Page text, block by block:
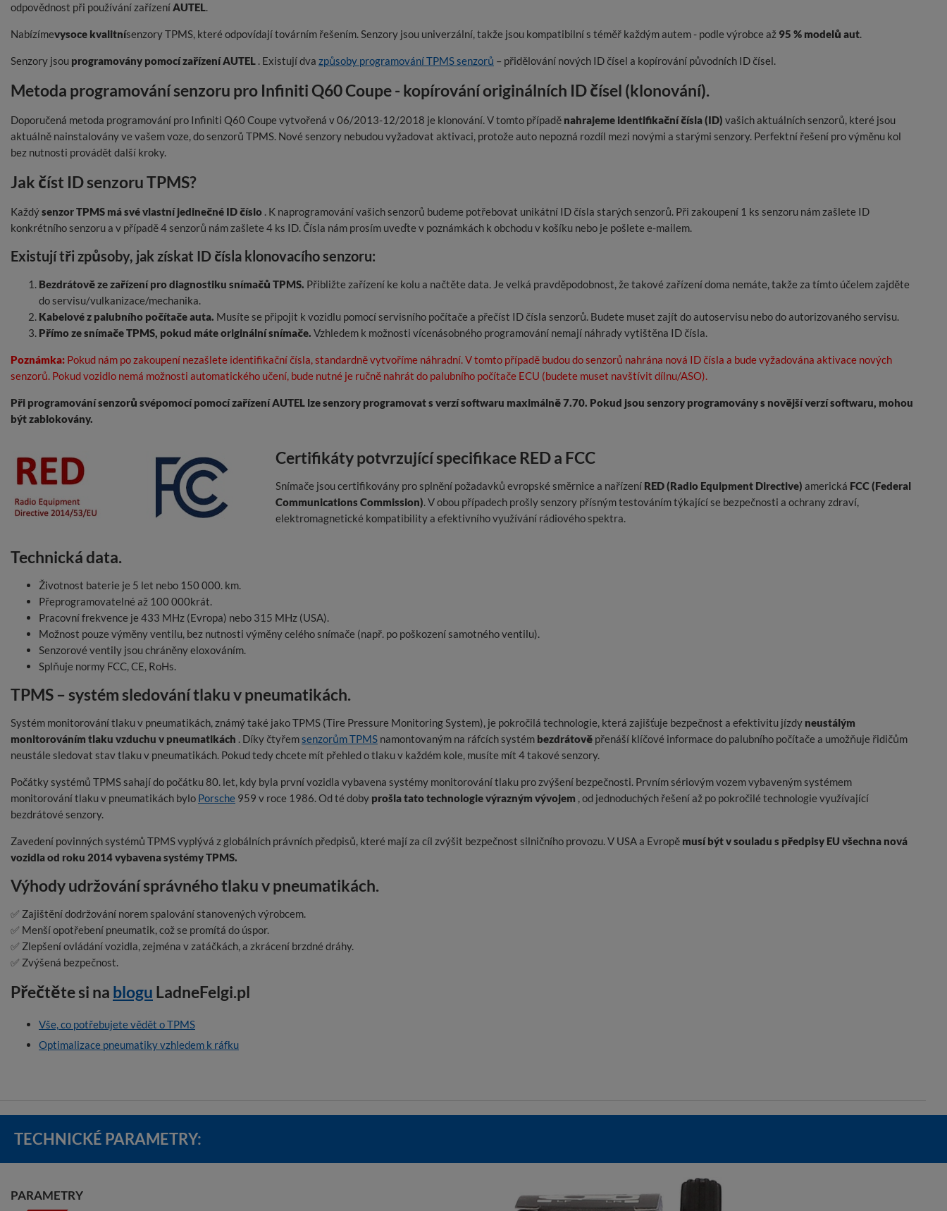
odpovědnost při používání zařízeníAUTEL.
Nabízímevysoce kvalitnísenzory TPMS, které odpovídají továrním řešením. Senzory jsou univerzální, takže jsou kompatibilní s téměř každým autem - podle výrobce až 95 % modelů aut.
Senzory jsou programovány pomocí zařízení AUTEL . Existují dva způsoby programování TPMS senzorů – přidělování nových ID čísel a kopírování původních ID čísel.
Metoda programování senzoru pro Infiniti Q60 Coupe - kopírování originálních ID čísel (klonování).
Doporučená metoda programování pro Infiniti Q60 Coupe vytvořená v 06/2013-12/2018 je klonování. V tomto případě nahrajeme identifikační čísla (ID) vašich aktuálních senzorů, které jsou
aktuálně nainstalovány ve vašem voze, do senzorů TPMS. Nové senzory nebudou vyžadovat aktivaci, protože auto nepozná rozdíl mezi novými a starými senzory. Perfektní řešení pro výměnu kol
bez nutnosti provádět další kroky.
Jak číst ID senzoru TPMS?
Každýsenzor TPMS má své vlastní jedinečné ID číslo . K naprogramování vašich senzorů budeme potřebovat unikátní ID čísla starých senzorů. Při zakoupení 1 ks senzoru nám zašlete ID
konkrétního senzoru a v případě 4 senzorů nám zašlete 4 ks ID. Čísla nám prosím uveďte v poznámkách k obchodu v košíku nebo je pošlete e-mailem.
Existují tři způsoby, jak získat ID čísla klonovacího senzoru:
Bezdrátově ze zařízení pro diagnostiku snímačů TPMS. Přibližte zařízení ke kolu a načtěte data. Je velká pravděpodobnost, že takové zařízení doma nemáte, takže za tímto účelem zajděte
do servisu/vulkanizace/mechanika.
Kabelové z palubního počítače auta. Musíte se připojit k vozidlu pomocí servisního počítače a přečíst ID čísla senzorů. Budete muset zajít do autoservisu nebo do autorizovaného servisu.
Přímo ze snímače TPMS, pokud máte originální snímače. Vzhledem k možnosti vícenásobného programování nemají náhrady vytištěna ID čísla.
Poznámka: Pokud nám po zakoupení nezašlete identifikační čísla, standardně vytvoříme náhradní. V tomto případě budou do senzorů nahrána nová ID čísla a bude vyžadována aktivace nových
senzorů. Pokud vozidlo nemá možnosti automatického učení, bude nutné je ručně nahrát do palubního počítače ECU (budete muset navštívit dílnu/ASO).
Při programování senzorů svépomocí pomocí zařízení AUTEL lze senzory programovat s verzí softwaru maximálně 7.70. Pokud jsou senzory programovány s novější verzí softwaru, mohou
být zablokovány.
Certifikáty potvrzující specifikace RED a FCC
Snímače jsou certifikovány pro splnění požadavků evropské směrnice a nařízení RED (Radio Equipment Directive) americká FCC (Federal
Communications Commission). V obou případech prošly senzory přísným testováním týkající se bezpečnosti a ochrany zdraví,
elektromagnetické kompatibility a efektivního využívání rádiového spektra.
Technická data.
Životnost baterie je 5 let nebo 150 000. km.
Přeprogramovatelné až 100 000krát.
Pracovní frekvence je 433 MHz (Evropa) nebo 315 MHz (USA).
Možnost pouze výměny ventilu, bez nutnosti výměny celého snímače (např. po poškození samotného ventilu).
Senzorové ventily jsou chráněny eloxováním.
Splňuje normy FCC, CE, RoHs.
TPMS – systém sledování tlaku v pneumatikách.
Systém monitorování tlaku v pneumatikách, známý také jako TPMS (Tire Pressure Monitoring System), je pokročilá technologie, která zajišťuje bezpečnost a efektivitu jízdy neustálým
monitorováním tlaku vzduchu v pneumatikách . Díky čtyřemsenzorům TPMS namontovaným na ráfcích systém bezdrátově přenáší klíčové informace do palubního počítače a umožňuje řidičům
neustále sledovat stav tlaku v pneumatikách. Pokud tedy chcete mít přehled o tlaku v každém kole, musíte mít 4 takové senzory.
Počátky systémů TPMS sahají do počátku 80. let, kdy byla první vozidla vybavena systémy monitorování tlaku pro zvýšení bezpečnosti. Prvním sériovým vozem vybaveným systémem
monitorování tlaku v pneumatikách bylo Porsche 959 v roce 1986. Od té doby prošla tato technologie výrazným vývojem , od jednoduchých řešení až po pokročilé technologie využívající
bezdrátové senzory.
Zavedení povinných systémů TPMS vyplývá z globálních právních předpisů, které mají za cíl zvýšit bezpečnost silničního provozu. V USA a Evropě musí být v souladu s předpisy EU všechna nová
vozidla od roku 2014 vybavena systémy TPMS.
Výhody udržování správného tlaku v pneumatikách.
✅ Zajištění dodržování norem spalování stanovených výrobcem.
✅ Menší opotřebení pneumatik, což se promítá do úspor.
✅ Zlepšení ovládání vozidla, zejména v zatáčkách, a zkrácení brzdné dráhy.
✅ Zvýšená bezpečnost.
Přečtěte si na blogu LadneFelgi.pl
Vše, co potřebujete vědět o TPMS
Optimalizace pneumatiky vzhledem k ráfku
TECHNICKÉ PARAMETRY:
PARAMETRY